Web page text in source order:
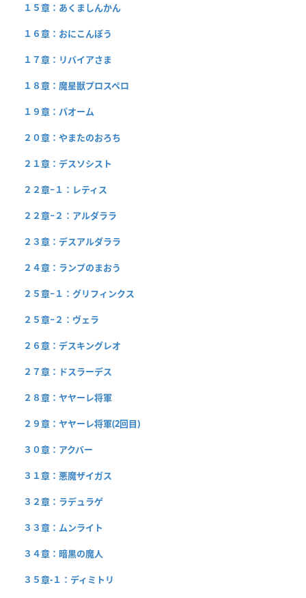
１５章：あくましんかん
１６章：おにこんぼう
１７章：リバイアさま
１８章：魔星獣プロスペロ
１９章：パオーム
２０章：やまたのおろち
２１章：デスソシスト
２２章−１：レティス
２２章−２：アルダララ
２３章：デスアルダララ
２４章：ランプのまおう
２５章−１：グリフィンクス
２５章−２：ヴェラ
２６章：デスキングレオ
２７章：ドスラーデス
２８章：ヤヤーレ将軍
２９章：ヤヤーレ将軍(2回目)
３０章：アクバー
３１章：悪魔ザイガス
３２章：ラデュラゲ
３３章：ムンライト
３４章：暗黒の魔人
３５章-１：ディミトリ